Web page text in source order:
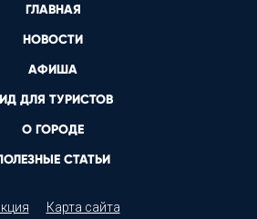
ГЛАВНАЯ
НОВОСТИ
АФИША
ДЛЯ ТУРИСТОВ
О ГОРОДЕ
СТАТЬИ
Карта сайта